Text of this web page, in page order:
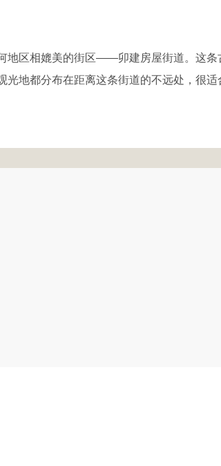
地区相媲美的街区——卯建房屋街道。这条
地都分布在距离这条街道的不远处，很